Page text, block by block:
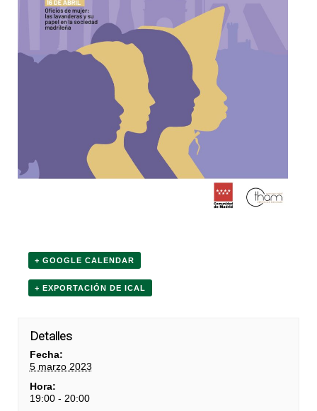
+ GOOGLE CALENDAR
+ EXPORTACIÓN DE ICAL
Detalles
Fecha:
5 marzo 2023
Hora:
19:00 - 20:00